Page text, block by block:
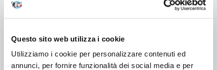
Questo sito web utilizza i cookie
Utilizziamo i cookie per personalizzare contenuti ed
annunci, per fornire funzionalità dei social media e per
DOPO L'ACQUISTO
VIENI A CONOSCERCI